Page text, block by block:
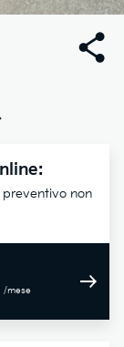
preventivo non
/mese